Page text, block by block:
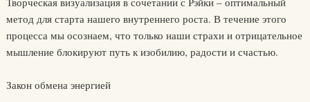
метод для старта нашего внутреннего роста. В течение этого
процесса мы осознаем, что только наши страхи и отрицательное
мышление блокируют путь к изобилию, радости и счастью.
Закон обмена энергией